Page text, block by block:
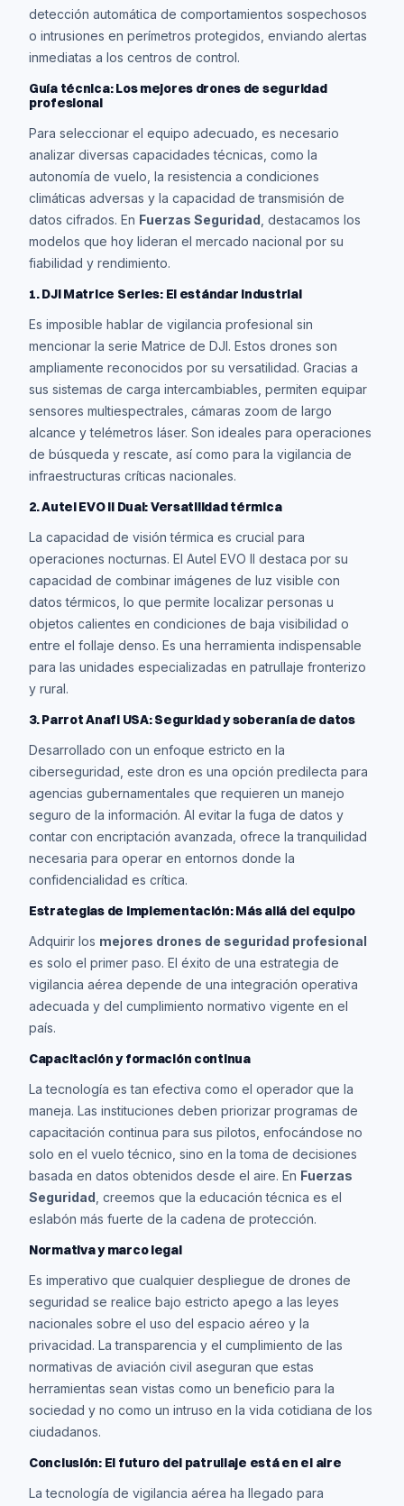
detección automática de comportamientos sospechosos
o intrusiones en perímetros protegidos, enviando alertas
inmediatas a los centros de control.
Guía técnica: Los mejores drones de seguridad
profesional
Para seleccionar el equipo adecuado, es necesario
analizar diversas capacidades técnicas, como la
autonomía de vuelo, la resistencia a condiciones
climáticas adversas y la capacidad de transmisión de
datos cifrados. En Fuerzas Seguridad , destacamos los
modelos que hoy lideran el mercado nacional por su
fiabilidad y rendimiento.
1. DJI Matrice Series: El estándar industrial
Es imposible hablar de vigilancia profesional sin
mencionar la serie Matrice de DJI. Estos drones son
ampliamente reconocidos por su versatilidad. Gracias a
sus sistemas de carga intercambiables, permiten equipar
sensores multiespectrales, cámaras zoom de largo
alcance y telémetros láser. Son ideales para operaciones
de búsqueda y rescate, así como para la vigilancia de
infraestructuras críticas nacionales.
2. Autel EVO II Dual: Versatilidad térmica
La capacidad de visión térmica es crucial para
operaciones nocturnas. El Autel EVO II destaca por su
capacidad de combinar imágenes de luz visible con
datos térmicos, lo que permite localizar personas u
objetos calientes en condiciones de baja visibilidad o
entre el follaje denso. Es una herramienta indispensable
para las unidades especializadas en patrullaje fronterizo
y rural.
3. Parrot Anafi USA: Seguridad y soberanía de datos
Desarrollado con un enfoque estricto en la
ciberseguridad, este dron es una opción predilecta para
agencias gubernamentales que requieren un manejo
seguro de la información. Al evitar la fuga de datos y
contar con encriptación avanzada, ofrece la tranquilidad
necesaria para operar en entornos donde la
confidencialidad es crítica.
Estrategias de implementación: Más allá del equipo
Adquirir los mejores drones de seguridad profesional
es solo el primer paso. El éxito de una estrategia de
vigilancia aérea depende de una integración operativa
adecuada y del cumplimiento normativo vigente en el
país.
Capacitación y formación continua
La tecnología es tan efectiva como el operador que la
maneja. Las instituciones deben priorizar programas de
capacitación continua para sus pilotos, enfocándose no
solo en el vuelo técnico, sino en la toma de decisiones
basada en datos obtenidos desde el aire. En Fuerzas
Seguridad , creemos que la educación técnica es el
eslabón más fuerte de la cadena de protección.
Normativa y marco legal
Es imperativo que cualquier despliegue de drones de
seguridad se realice bajo estricto apego a las leyes
nacionales sobre el uso del espacio aéreo y la
privacidad. La transparencia y el cumplimiento de las
normativas de aviación civil aseguran que estas
herramientas sean vistas como un beneficio para la
sociedad y no como un intruso en la vida cotidiana de los
ciudadanos.
Conclusión: El futuro del patrullaje está en el aire
La tecnología de vigilancia aérea ha llegado para